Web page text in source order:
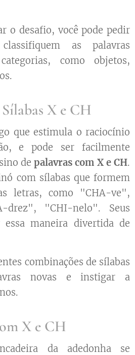
o desafio, você pode pedir
as palavras
como objetos,
X e CH
que estimula o raciocínio
e pode ser facilmente
depalavras com X e CH.
com sílabas que formem
letras, como "CHA-ve",
"CHI-nelo". Seus
essa maneira divertida de
combinações de sílabas
novas e instigar a
X e CH
da adedonha se